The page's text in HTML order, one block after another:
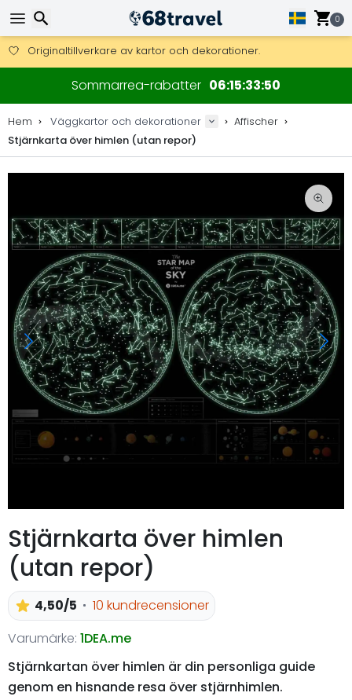
0
DHL Express över natten är också tillgängligt.
30 dagar för retur, 90 dagar för träkartor och dekorationer.
Originaltillverkare av kartor och dekorationer.
Sommarrea-rabatter 06 15 33 50
Hem Väggkartor och dekorationer
Affischer
Stjärnkarta över himlen (utan repor)
Stjärnkarta över himlen
(utan repor)
4,50/5
10 kundrecensioner
Varumärke: 1DEA.me
Stjärnkartan över himlen är din personliga guide
genom en hisnande resa över stjärnhimlen.
Sök